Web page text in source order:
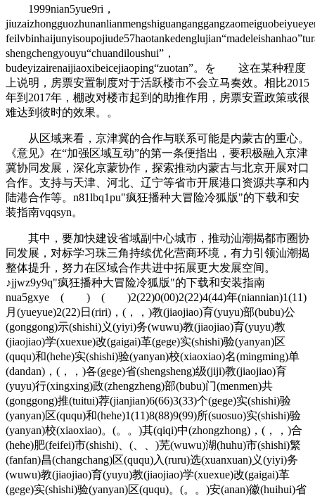
1999nian5yue9ri，
shengchengyouyu“chuandiloushui”，
budeyizairenaijiaoxibeicejiaoping“zuotan”。を 这在某种程度
上说明，房票安置制度对于活跃楼市不会立马奏效。相比2015
年到2017年，棚改对楼市起到的助推作用，房票安置政策或很
难达到彼时的效果。。
从区域来看，京津冀的合作与联系可能是内蒙古的重心。
《意见》在“加强区域互动”的第一条便指出，要积极融入京津
冀协同发展，深化京蒙协作，探索推动内蒙古与北京开展对口
合作。支持与天津、河北、辽宁等省市开展港口资源共享和内
陆港合作等。n81lbq1pu"疯狂播种大冒险冷狐版"的下载和安
装指南vqqsyn。
其中，要加快建设省域副中心城市，推动汕潮揭都市圈协
同发展，对标学习珠三角持续优化营商环境，有力引领汕潮揭
整体提升，努力在区域合作共进中拓展更大发展空间。
♪jjwz9y9q"疯狂播种大冒险冷狐版"的下载和安装指南
nua5gxye ( ) ( )2(22)0(00)2(22)4(44)年(niannian)1(11)
月(yueyue)2(22)日(riri)，(，，)教(jiaojiao)育(yuyu)部(bubu)公
(gonggong)示(shishi)义(yiyi)务(wuwu)教(jiaojiao)育(yuyu)教
(jiaojiao)学(xuexue)改(gaigai)革(gege)实(shishi)验(yanyan)区
(ququ)和(hehe)实(shishi)验(yanyan)校(xiaoxiao)名(mingming)单
(dandan)，(，，)各(gege)省(shengsheng)级(jiji)教(jiaojiao)育
(yuyu)行(xingxing)政(zhengzheng)部(bubu)门(menmen)共
(gonggong)推(tuitui)荐(jianjian)6(66)3(33)个(gege)实(shishi)验
(yanyan)区(ququ)和(hehe)1(11)8(88)9(99)所(suosuo)实(shishi)验
(yanyan)校(xiaoxiao)。(。。)其(qiqi)中(zhongzhong)，(，，)合
(hehe)肥(feifei)市(shishi)、(、、)芜(wuwu)湖(huhu)市(shishi)繁
(fanfan)昌(changchang)区(ququ)入(ruru)选(xuanxuan)义(yiyi)务
(wuwu)教(jiaojiao)育(yuyu)教(jiaojiao)学(xuexue)改(gaigai)革
(gege)实(shishi)验(yanyan)区(ququ)。(。。)安(anan)徽(huihui)省